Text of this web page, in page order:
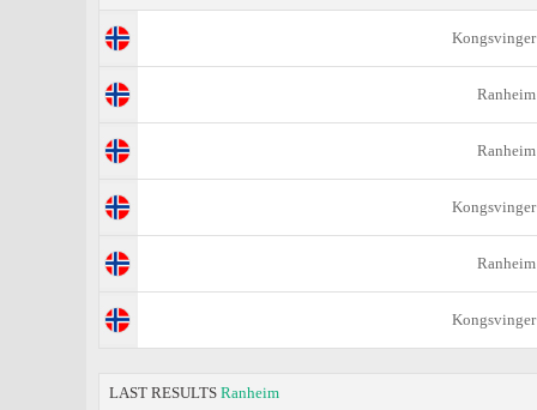
Kongsvinger
Ranheim
Ranheim
Kongsvinger
Ranheim
Kongsvinger
LAST RESULTS Ranheim